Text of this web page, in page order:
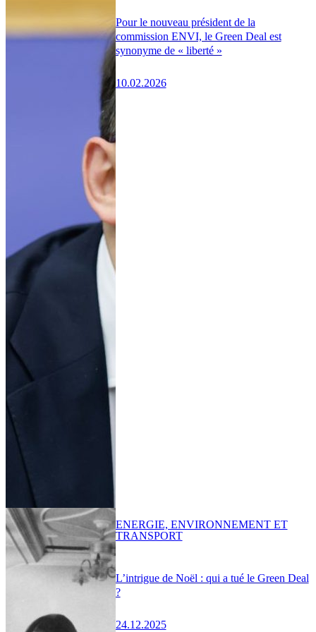
Pour le nouveau président de la
commission ENVI, le Green Deal est
synonyme de « liberté »
10.02.2026
L’intrigue de Noël : qui a tué le Green Deal
?
24.12.2025
ENERGIE, ENVIRONNEMENT ET
TRANSPORT